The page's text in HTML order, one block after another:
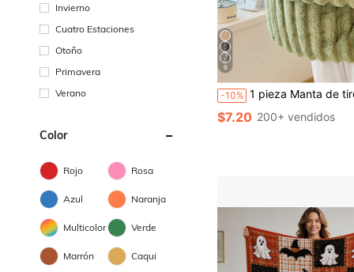
Invierno
Cuatro Estaciones
Otoño
Primavera
Verano
Color
Rojo Rosa
Azul Naranja
Multicolor Verde
Marrón Caqui
6
-10% 1 pieza Manta de tiro gruesa y cálida ultra suave a rayas - Poliéster lavable a máquina, hipoalergénica, confort acogedor para todo el año para sofá, cama o regalo - Colores mixtos, manta de tiro para sofá, decoración del hogar neutra, material
$7.20 200+ vendidos